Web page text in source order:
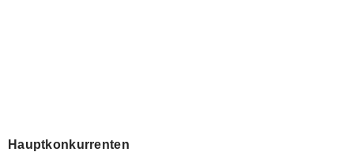
Hauptkonkurrenten